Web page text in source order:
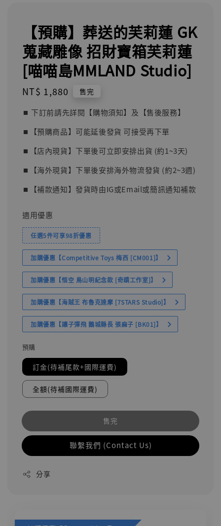
【預購】葬送的芙莉蓮 GK
蒐藏雕像 招財寶箱芙莉蓮
[喵喵島MMLAND Studio]
Regular
NT$ 1,880 售完
⏹︎ 下訂前請先詳閱【購物須知】及【售後服務】
⏹︎【預購商品】可能延後發貨 可接受再下單
⏹︎【店內現貨】下單後可立即安排出貨 (約1~3天)
⏹︎【海外現貨】下單後安排海外物流發貨 (約2~3週)
⏹︎【補款通知】發貨時由IG或Email或簡訊通知補款
適用優惠
任選5件可享98折優惠
加購優惠【Competitive Toys 梅西 [CM001]】
加購優惠【悟空 鳥山明紀念款 [奇蹟工作室]】
加購優惠【海賊王 布魯克達摩 [7STARS Studio]】
加購優惠【讓子彈飛 鵝城縣長 張麻子 [BK01]】
預購
訂金(待補尾款+國際運費)
全額(待補國際運費)
售完
聯繫我們 (Contact Us)
分享